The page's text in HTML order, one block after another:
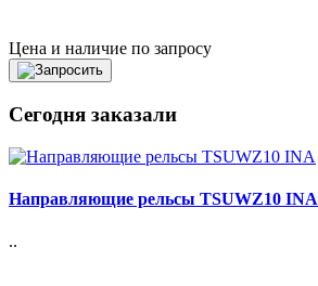
Цена и наличие по запросу
Сегодня заказали
Направляющие рельсы TSUWZ10 INA
..